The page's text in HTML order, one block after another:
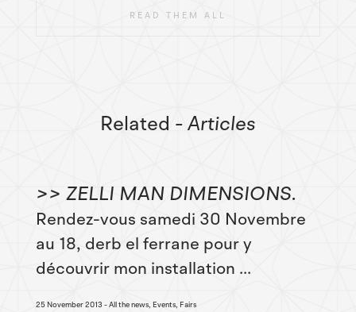
READ THEM ALL
Related - Articles
>> ZELLI MAN DIMENSIONS
Rendez-vous samedi 30 Novembre
au 18, derb el ferrane pour y
découvrir mon installation ...
25 November 2013 All the news, Events, Fairs